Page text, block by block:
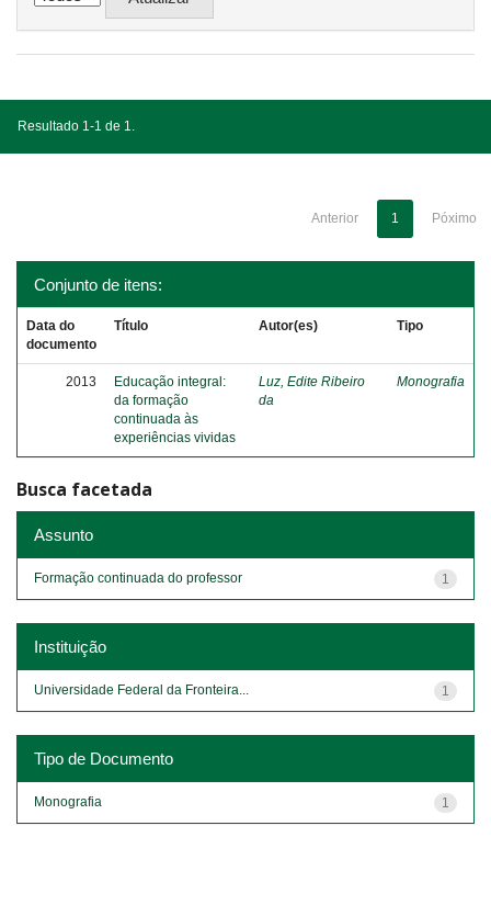
Resultado 1-1 de 1.
Anterior 1 Póximo
Conjunto de itens:
Data do
documento
Título Autor(es) Tipo
2013
Educação integral:
da formação
continuada às
experiências vividas
Luz, Edite Ribeiro
da
Monografia
Busca facetada
Assunto
1
Formação continuada do professor
Instituição
1
Universidade Federal da Fronteira...
Tipo de Documento
1
Monografia